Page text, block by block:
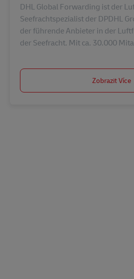
DHL Global Forwarding ist der
Seefrachtspezialist der DPDHL
der führende Anbieter in der
der Seefracht. Mit ca. 30.000
Zobrazit Více